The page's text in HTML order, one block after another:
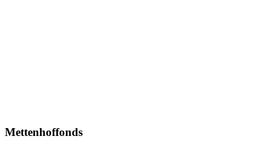
Mettenhoffonds